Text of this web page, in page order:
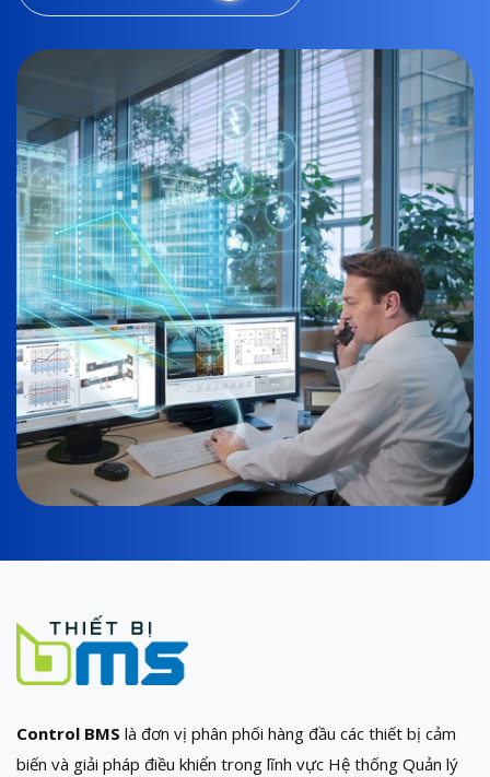
Control BMS là đơn vị phân phối hàng đầu các thiết bị cảm
biến và giải pháp điều khiển trong lĩnh vực Hệ thống Quản lý